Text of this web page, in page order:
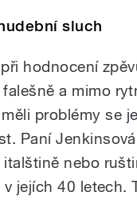
sluch
hodnocení
a mimo
problémy se
Paní
italštině nebo
v jejích 40 letech.